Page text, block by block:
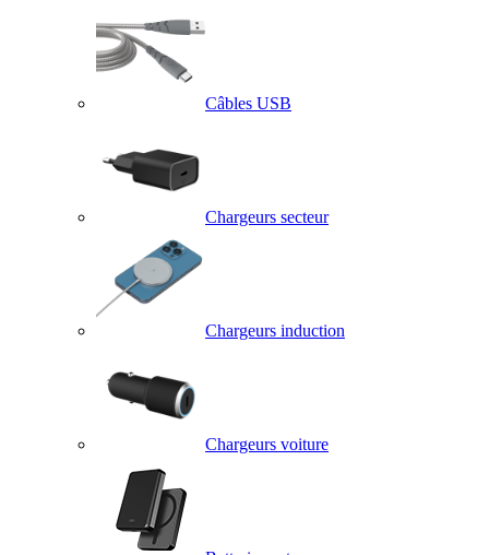
Câbles USB
Chargeurs secteur
Chargeurs induction
Chargeurs voiture